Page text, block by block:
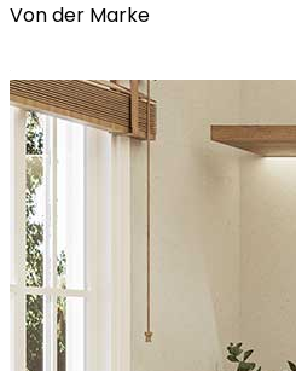
Von der Marke